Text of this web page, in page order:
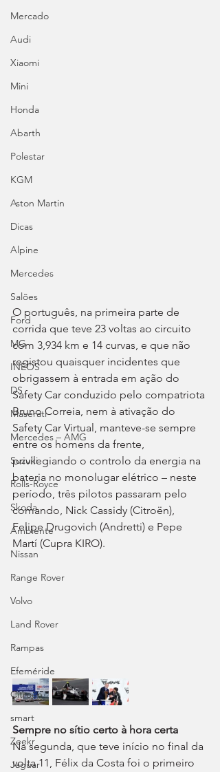
Mercado
Audi
Xiaomi
Mini
Honda
Abarth
Polestar
KGM
Aston Martin
Dicas
Alpine
Mercedes
Salões
Ford
MG
INEOS
DS
Maserati
Mercedes – AMG
Suzuki
Rolls-Royce
Skoda
Ambiente
Nissan
Range Rover
Volvo
Land Rover
Rampas
Efeméride
Citroën
smart
Zeekr
Jaguar
O português, na primeira parte de
corrida que teve 23 voltas ao circuito
com 3,934 km e 14 curvas, e que não
registou quaisquer incidentes que
obrigassem à entrada em ação do
Safety Car conduzido pelo compatriota
Bruno Correia, nem à ativação do
Safety Car Virtual, manteve-se sempre
entre os homens da frente,
privilegiando o controlo da energia na
bateria no monolugar elétrico – neste
período, três pilotos passaram pelo
comando, Nick Cassidy (Citroën),
Felipe Drugovich (Andretti) e Pepe
Martí (Cupra KIRO).
Sempre no sítio certo à hora certa
Na segunda, que teve início no final da
volta 11, Félix da Costa foi o primeiro